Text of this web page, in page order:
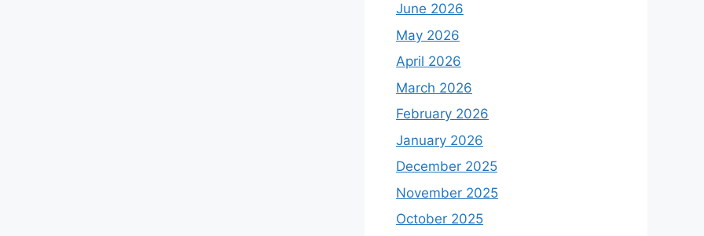
June 2026
May 2026
April 2026
March 2026
February 2026
January 2026
December 2025
November 2025
October 2025